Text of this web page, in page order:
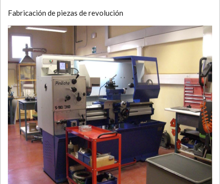
Fabricación de piezas de revolución